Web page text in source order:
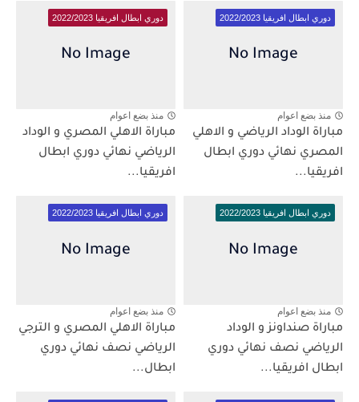
دوري ابطال افريقيا 2022/2023
منذ بضع اعوام
مباراة الوداد الرياضي و الاهلي
المصري نهائي دوري ابطال
افريقيا...
دوري ابطال افريقيا 2022/2023
منذ بضع اعوام
مباراة الاهلي المصري و الوداد
الرياضي نهائي دوري ابطال
افريقيا...
دوري ابطال افريقيا 2022/2023
منذ بضع اعوام
مباراة صنداونز و الوداد
الرياضي نصف نهائي دوري
ابطال افريقيا...
دوري ابطال افريقيا 2022/2023
منذ بضع اعوام
مباراة الاهلي المصري و الترجي
الرياضي نصف نهائي دوري
ابطال...